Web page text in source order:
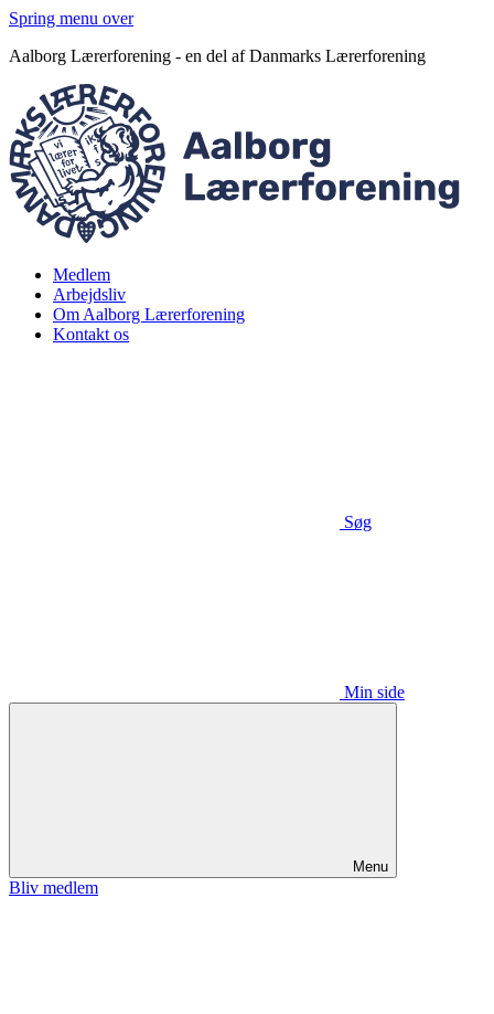
Spring menu over
Aalborg Lærerforening - en del af Danmarks Lærerforening
Medlem
Arbejdsliv
Om Aalborg Lærerforening
Kontakt os
Søg
Min side
Menu
Bliv medlem